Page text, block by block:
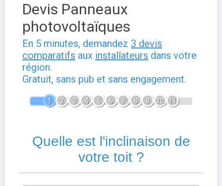
Devis Panneaux
photovoltaïques
En 5 minutes, demandez 3 devis
comparatifs aux installateurs dans votre
région.
Gratuit, sans pub et sans engagement.
1 2 3 4 5 6 7 8 9 10 11
Quelle est l'inclinaison de
votre toit ?